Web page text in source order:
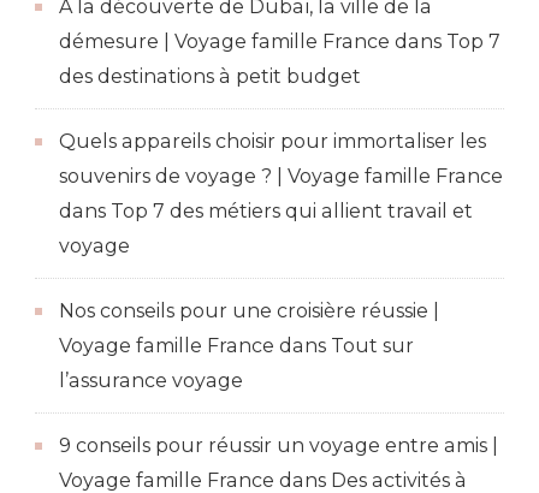
À la découverte de Dubaï, la ville de la
démesure | Voyage famille France dans Top 7
des destinations à petit budget
Quels appareils choisir pour immortaliser les
souvenirs de voyage ? | Voyage famille France
dans Top 7 des métiers qui allient travail et
voyage
Nos conseils pour une croisière réussie |
Voyage famille France dans Tout sur
l’assurance voyage
9 conseils pour réussir un voyage entre amis |
Voyage famille France dans Des activités à